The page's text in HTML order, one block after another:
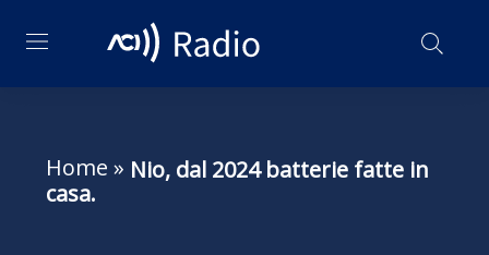
Home » Nio, dal 2024 batterie fatte in
casa.